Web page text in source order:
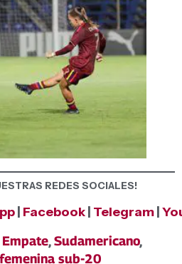
REDES SOCIALES!
Facebook Telegram
Empate,Sudamericano,
sub-20